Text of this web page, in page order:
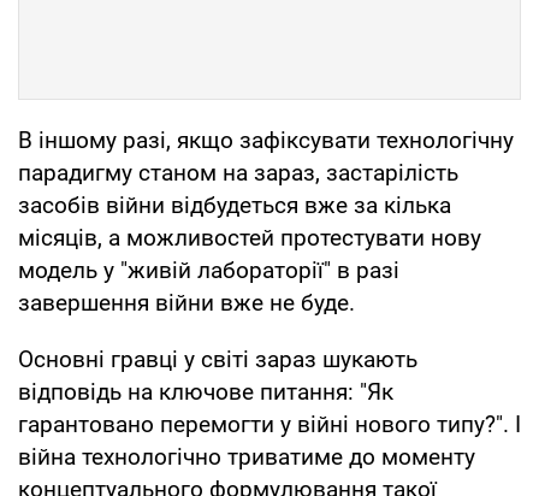
В іншому разі, якщо зафіксувати технологічну
парадигму станом на зараз, застарілість
засобів війни відбудеться вже за кілька
місяців, а можливостей протестувати нову
модель у "живій лабораторії" в разі
завершення війни вже не буде.
Основні гравці у світі зараз шукають
відповідь на ключове питання: "Як
гарантовано перемогти у війні нового типу?". І
війна технологічно триватиме до моменту
концептуального формулювання такої